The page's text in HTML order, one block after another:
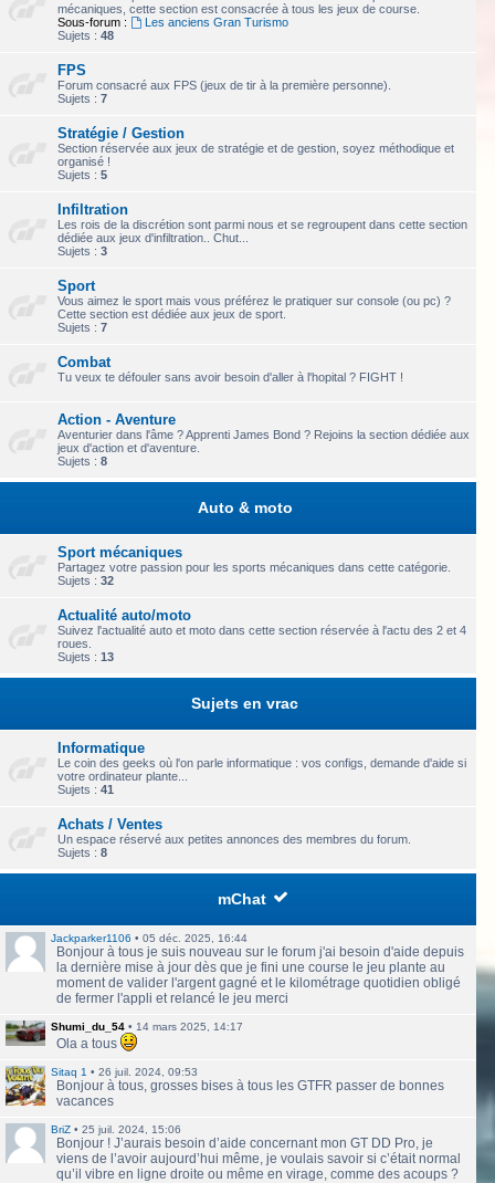
mécaniques, cette section est consacrée à tous les jeux de course.
Sous-forum :
Les anciens Gran Turismo
Sujets : 48
FPS
Forum consacré aux FPS (jeux de tir à la première personne).
Sujets : 7
Stratégie / Gestion
Section réservée aux jeux de stratégie et de gestion, soyez méthodique et
organisé !
Sujets : 5
Infiltration
Les rois de la discrétion sont parmi nous et se regroupent dans cette section
dédiée aux jeux d'infiltration.. Chut...
Sujets : 3
Sport
Vous aimez le sport mais vous préférez le pratiquer sur console (ou pc) ?
Cette section est dédiée aux jeux de sport.
Sujets : 7
Combat
Tu veux te défouler sans avoir besoin d'aller à l'hopital ? FIGHT !
Action - Aventure
Aventurier dans l'âme ? Apprenti James Bond ? Rejoins la section dédiée aux
jeux d'action et d'aventure.
Sujets : 8
Auto & moto
Sport mécaniques
Partagez votre passion pour les sports mécaniques dans cette catégorie.
Sujets : 32
Actualité auto/moto
Suivez l'actualité auto et moto dans cette section réservée à l'actu des 2 et 4
roues.
Sujets : 13
Sujets en vrac
Informatique
Le coin des geeks où l'on parle informatique : vos configs, demande d'aide si
votre ordinateur plante...
Sujets : 41
Achats / Ventes
Un espace réservé aux petites annonces des membres du forum.
Sujets : 8
mChat
Jackparker1106 • 05 déc. 2025, 16:44
Bonjour à tous je suis nouveau sur le forum j'ai besoin d'aide depuis
la dernière mise à jour dès que je fini une course le jeu plante au
moment de valider l'argent gagné et le kilométrage quotidien obligé
de fermer l'appli et relancé le jeu merci
Shumi_du_54 • 14 mars 2025, 14:17
Ola a tous
Sitaq 1 • 26 juil. 2024, 09:53
Bonjour à tous, grosses bises à tous les GTFR passer de bonnes
vacances
BriZ • 25 juil. 2024, 15:06
Bonjour ! J’aurais besoin d’aide concernant mon GT DD Pro, je
viens de l’avoir aujourd’hui même, je voulais savoir si c’était normal
qu’il vibre en ligne droite ou même en virage, comme des acoups ?